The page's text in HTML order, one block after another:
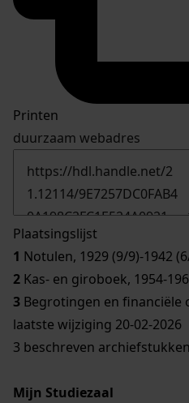
Printen
duurzaam webadres
Plaatsingslijst
1 Notulen, 1929 (9/9)-1942
2 Kas- en giroboek, 1954-
3 Begrotingen en financiële
laatste wijziging 20-02-2026
3 beschreven archiefstukken
Mijn Studiezaal